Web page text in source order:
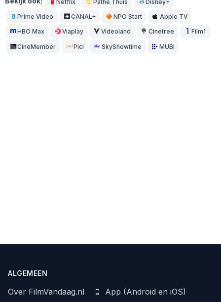
Netflix Pathé Thuis Disney+
Prime Video CANAL+ NPO Start Apple TV
HBO Max Viaplay Videoland Cinetree Film1
CineMember Picl SkyShowtime MUBI
ALGEMEEN
Over FilmVandaag.nl
App (Android en iOS)